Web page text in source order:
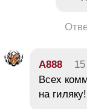
A888
Всех
на